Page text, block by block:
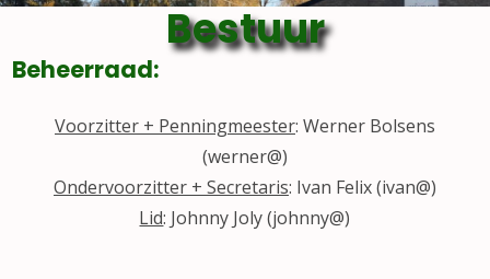
Bestuur
Beheerraad:
Voorzitter + Penningmeester: Werner Bolsens
(werner@)
Ondervoorzitter + Secretaris: Ivan Felix (ivan@)
Lid: Johnny Joly (johnny@)